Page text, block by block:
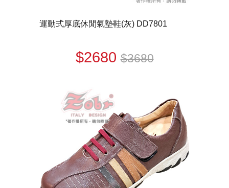
運動式厚底休閒氣墊鞋(灰) DD7801
$2680$3680